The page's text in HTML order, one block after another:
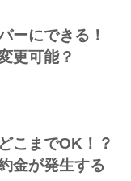
ーにできる！
更可能？
こまでOK！？
金が発生する